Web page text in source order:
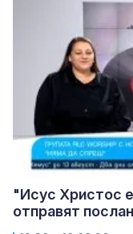
"Исус Христос
отправят